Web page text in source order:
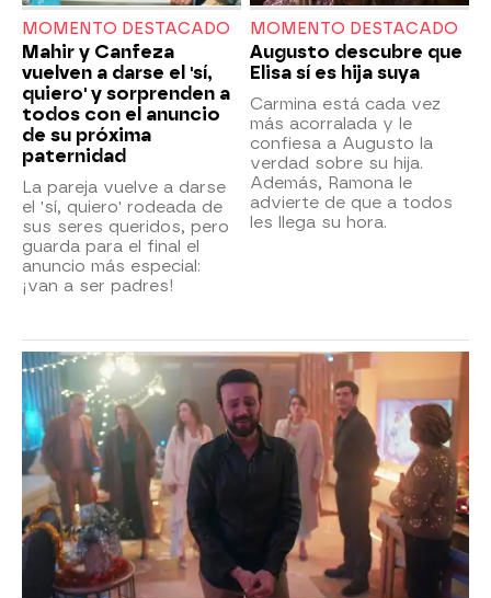
MOMENTO DESTACADO
Mahir y Canfeza
vuelven a darse el 'sí,
quiero' y sorprenden a
todos con el anuncio
de su próxima
paternidad
La pareja vuelve a darse
el 'sí, quiero' rodeada de
sus seres queridos, pero
guarda para el final el
anuncio más especial:
¡van a ser padres!
MOMENTO DESTACADO
Augusto descubre que
Elisa sí es hija suya
Carmina está cada vez
más acorralada y le
confiesa a Augusto la
verdad sobre su hija.
Además, Ramona le
advierte de que a todos
les llega su hora.